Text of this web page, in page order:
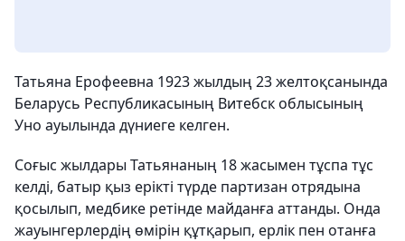
Татьяна Ерофеевна 1923 жылдың 23 желтоқсанында
Беларусь Республикасының Витебск облысының
Уно ауылында дүниеге келген.
Соғыс жылдары Татьянаның 18 жасымен тұспа тұс
келді, батыр қыз ерікті түрде партизан отрядына
қосылып, медбике ретінде майданға аттанды. Онда
жауынгерлердің өмірін құтқарып, ерлік пен отанға